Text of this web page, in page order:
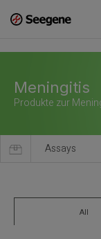
Meningitis
Produkte zur
Assays
All